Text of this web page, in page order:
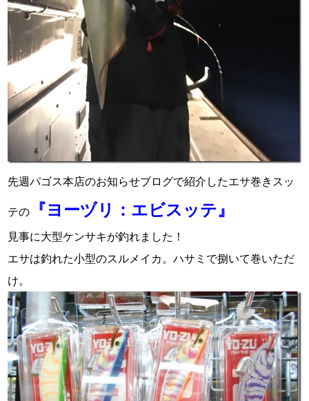
先週パゴス本店のお知らせブログで紹介したエサ巻きスッ
テの
『ヨーヅリ：エビスッテ』
見事に大型ケンサキが釣れました！
エサは釣れた小型のスルメイカ。ハサミで捌いて巻いただ
け。